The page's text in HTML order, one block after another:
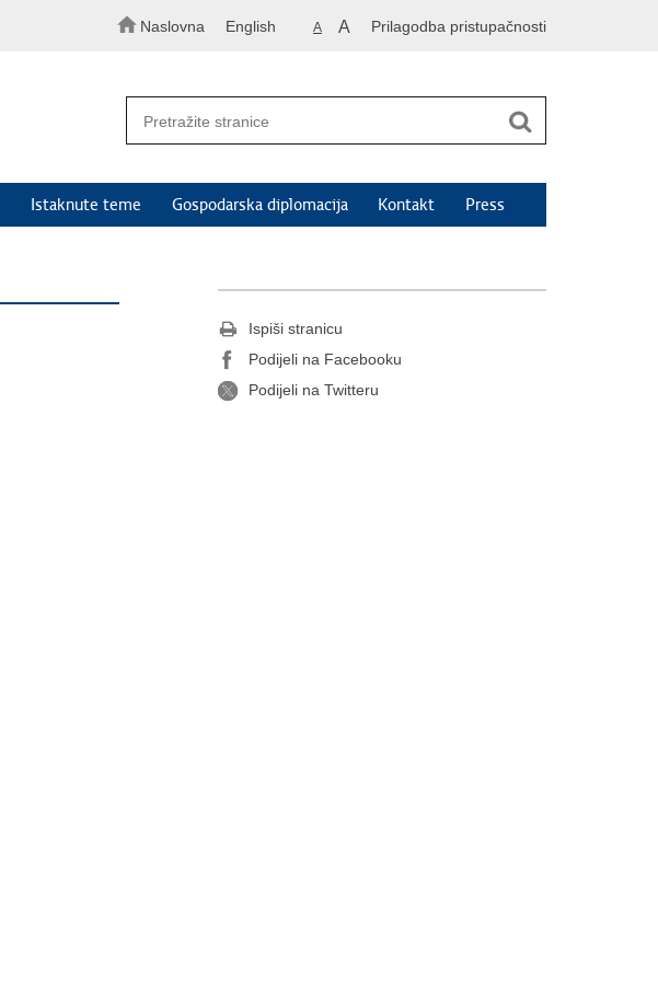
Naslovna English A A Prilagodba pristupačnosti
Istaknute teme Gospodarska diplomacija Kontakt Press
Ispiši stranicu
Podijeli na Facebooku
Podijeli na Twitteru